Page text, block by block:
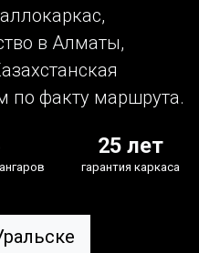
в Алматы,
по факту маршрута.
25 лет
гарантия каркаса